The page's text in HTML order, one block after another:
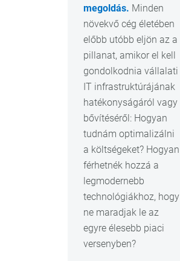
megoldás. Minden
növekvő cég életében
előbb utóbb eljön az a
pillanat, amikor el kell
gondolkodnia vállalati
IT infrastruktúrájának
hatékonyságáról vagy
bővítéséről: Hogyan
tudnám optimalizálni
a költségeket? Hogyan
férhetnék hozzá a
legmodernebb
technológiákhoz, hogy
ne maradjak le az
egyre élesebb piaci
versenyben?